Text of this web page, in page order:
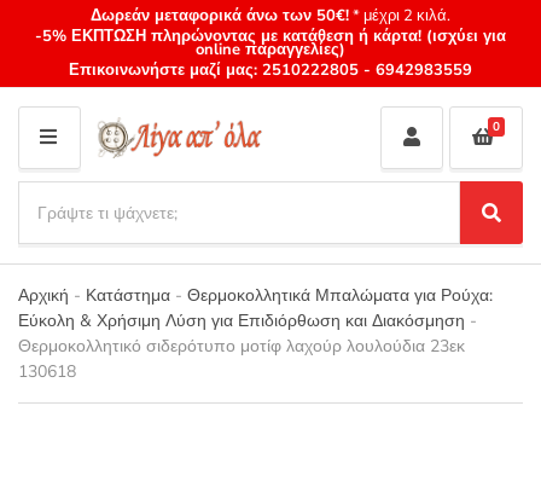
Δωρεάν μεταφορικά άνω των 50€!* μέχρι 2 κιλά.
-5% ΕΚΠΤΩΣΗ πληρώνοντας με κατάθεση ή κάρτα! (ισχύει για
online παραγγελίες)
Επικοινωνήστε μαζί μας: 2510222805 - 6942983559
M
E
N
U
Category
name
a
r
c
h
p
r
o
S
e
a
r
0
Αρχική - Κατάστημα - Θερμοκολλητικά Μπαλώματα για Ρούχα:
Εύκολη & Χρήσιμη Λύση για Επιδιόρθωση και Διακόσμηση -
Θερμοκολλητικό σιδερότυπο μοτίφ λαχούρ λουλούδια 23εκ
130618